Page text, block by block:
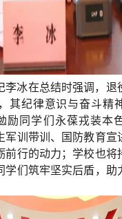
李冰在总结时强调，退
其纪律意识与奋斗精
励同学们永葆戎装本
军训带训、国防教育宣
前行的动力；学校也将
学们筑牢坚实后盾，助